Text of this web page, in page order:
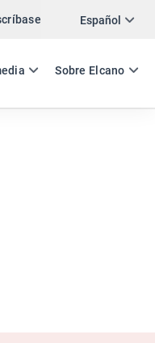
Español
ES EN
Sobre Elcano
Twitter